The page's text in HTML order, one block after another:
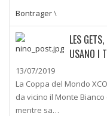
Bontrager\
LES
USANO I
13/07/2019
La Coppa del Mondo
da vicino il Monte
mentre sa…